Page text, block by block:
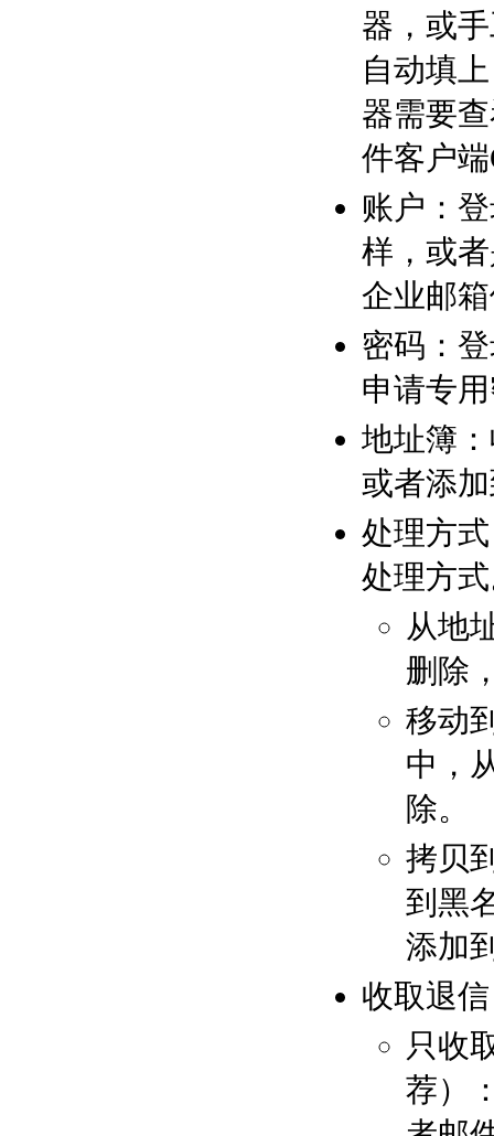
器，或
自动填
器需要
件客户
账户：
样，或
企业邮
密码：
申请专
地址簿
或者添
处理方
处理方
从地
删除
移动
中，
除。
拷贝
到黑
添加
收取退
只收
荐）